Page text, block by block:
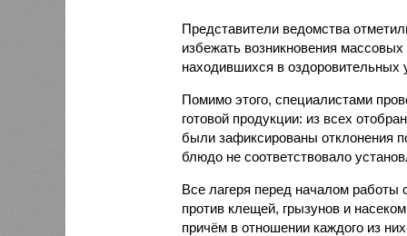
Представители ведомства
избежать возникновения
находившихся в оздоровительных
Помимо этого, специалистами
готовой продукции: из всех
были зафиксированы отклонения
блюдо не соответствовало
Все лагеря перед началом работы
против клещей, грызунов и
причём в отношении каждого из